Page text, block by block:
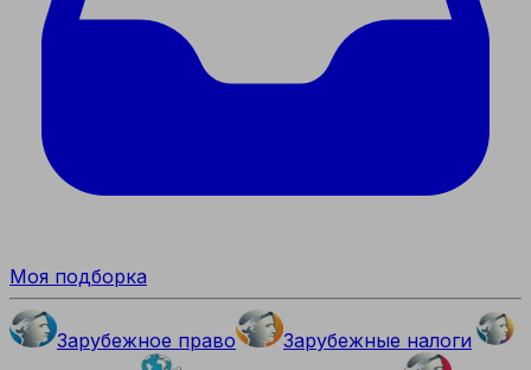
Моя подборка
Зарубежное право
Зарубежные налоги